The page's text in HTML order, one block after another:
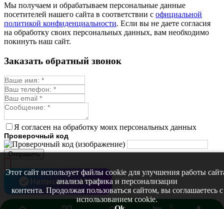
Мыльнянка
Мята
Овсяный корень
Огуречная трава
Пустырник
Репешок
Синюха
Смесь лекарственных
Стевия
Тимьян ползучий (чабрец)
Фенхель лекарственный
Цикорий лекарственный
Череда лекарственная
Чернокорень
Шалфей
Семена ягод
Брусника
Мы получаем и обрабатываем персональные данные
посетителей нашего сайта в соответствии с официальной
политикой конфиденциальности. Если вы не даете согласия
на обработку своих персональных данных, вам необходимо
покинуть наш сайт.
Этот сайт использует файлы cookie для улучшения работы
анализа трафика и персонализации
контента. Продолжая пользоваться сайтом, вы соглашаетесь с
использованием cookie.
Заказать обратный звонок
Я согласен на обработку моих персональных данных
Проверочный код
Отправить
0
Написать в MAX